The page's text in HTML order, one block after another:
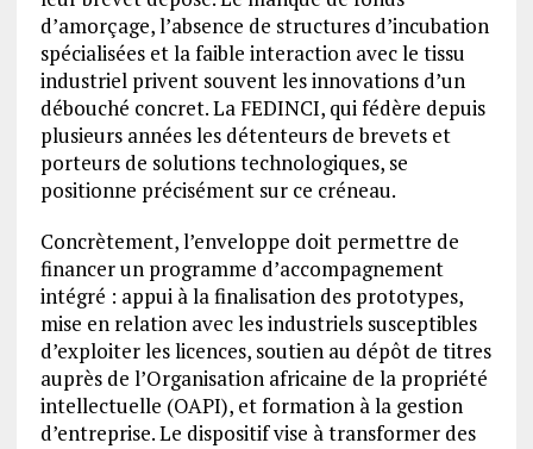
d’amorçage, l’absence de structures d’incubation
spécialisées et la faible interaction avec le tissu
industriel privent souvent les innovations d’un
débouché concret. La FEDINCI, qui fédère depuis
plusieurs années les détenteurs de brevets et
porteurs de solutions technologiques, se
positionne précisément sur ce créneau.
Concrètement, l’enveloppe doit permettre de
financer un programme d’accompagnement
intégré : appui à la finalisation des prototypes,
mise en relation avec les industriels susceptibles
d’exploiter les licences, soutien au dépôt de titres
auprès de l’Organisation africaine de la propriété
intellectuelle (OAPI), et formation à la gestion
d’entreprise. Le dispositif vise à transformer des